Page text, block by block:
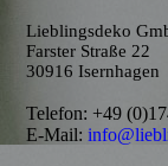
Lieblingsdeko
Farster Straße 22
30916 Isernhagen
Telefon: +49
E-Mail: